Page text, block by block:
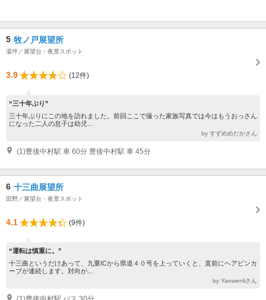
5 牧ノ戸展望所
湯坪／展望台・夜景スポット
3.9 (12件)
“三十年ぶり”
三十年ぶりにこの地を訪れました。前回ここで撮った家族写真では今はもうおっさん
になった二人の息子は幼児...
by すずめめだかさん
(1)豊後中村駅 車 60分 豊後中村駅 車 45分
6 十三曲展望所
田野／展望台・夜景スポット
4.1 (9件)
“運転は慎重に。”
十三曲というだけあって、九重ICから県道４０号を上っていくと、直前にヘアピンカ
ーブが連続します。対向が...
by Yanwenliさん